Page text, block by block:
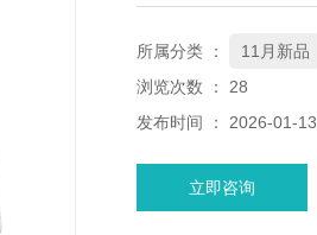
所属分类 ：
11月新品
浏览次数 ： 28
发布时间 ： 2026-01-13
立即咨询